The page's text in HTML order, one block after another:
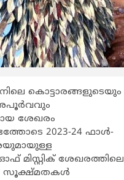
കൊട്ടാരങ്ങളുടെയും
അപൂർവവും
ശേഖരം
2023-24 ഫാൾ-
മിസ്റ്റിക് ശേഖരത്തിലെ
സൂക്ഷ്മതകൾ